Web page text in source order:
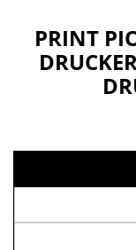
PRINT